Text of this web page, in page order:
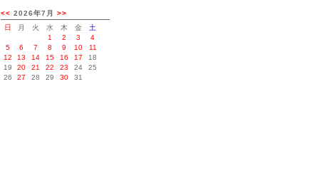
<< 2026年7月 >>
日
月 火 水 木 金
土
1
2 3
4
5
6 7 8 9 10
11
12
13 14 15 16 17
18
19
20 21 22 23 24
25
26
27 28 29 30 31